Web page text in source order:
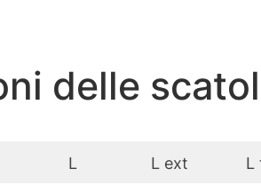
delle
L L ext L